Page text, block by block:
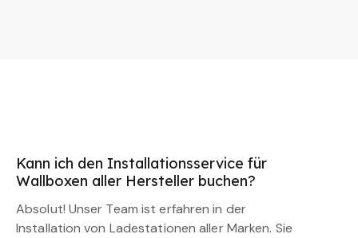
Kann ich den Installationsservice für
Wallboxen aller Hersteller buchen?
Absolut! Unser Team ist erfahren in der
Installation von Ladestationen aller Marken. Sie